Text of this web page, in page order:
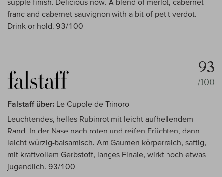
supple finish. Delicious now. A blend of merlot, cabernet
franc and cabernet sauvignon with a bit of petit verdot.
Drink or hold. 93/100
93
/100
Falstaff über: Le Cupole de Trinoro
Leuchtendes, helles Rubinrot mit leicht aufhellendem
Rand. In der Nase nach roten und reifen Früchten, dann
leicht würzig-balsamisch. Am Gaumen körperreich, saftig,
mit kraftvollem Gerbstoff, langes Finale, wirkt noch etwas
jugendlich. 93/100